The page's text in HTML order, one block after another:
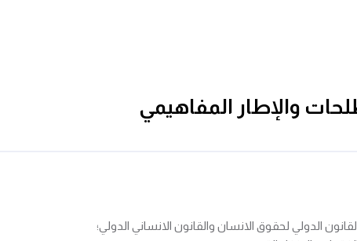
والإطار المفاهيمي
الدولي لحقوق الانسان والقانون الانساني الدولي؛